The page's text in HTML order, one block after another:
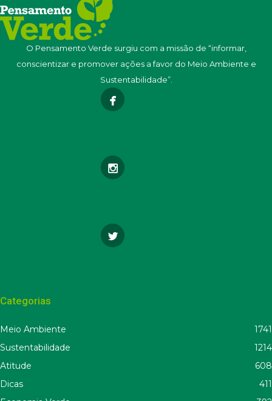
O Pensamento Verde surgiu com a missão de “informar,
conscientizar e promover ações a favor do Meio Ambiente e
Sustentabilidade”.
Categorias
Meio Ambiente
1741
Sustentabilidade
1214
Atitude
608
Dicas
411